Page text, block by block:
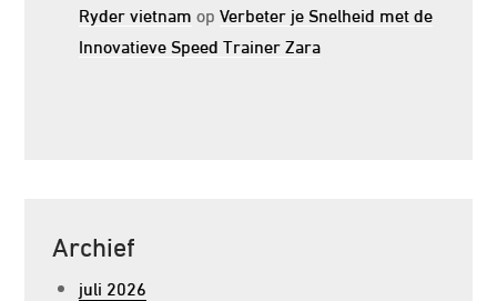
Ryder vietnam opVerbeter je Snelheid met de
Innovatieve Speed Trainer Zara
Archief
juli 2026